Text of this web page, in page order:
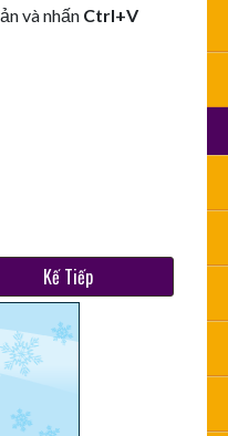
và nhấn Ctrl+V
Kế Tiếp